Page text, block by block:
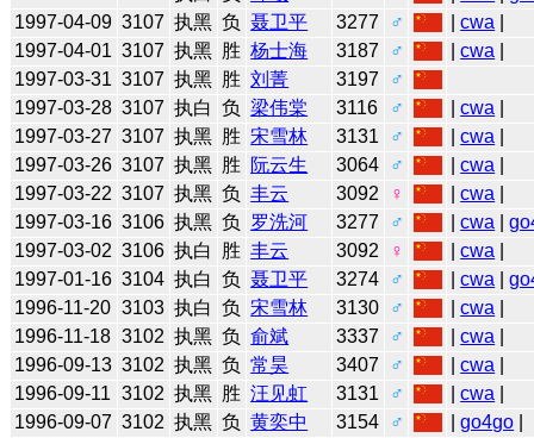
1997-04-09 3107 执黑 负 聂卫平 3277 ♂ |cwa
1997-04-01 3107 执黑 胜 杨士海 3187 ♂ |cwa
1997-03-31 3107 执黑 胜 刘菁 3197
♂
1997-03-28 3107 执白 负 梁伟棠 3116 ♂ |cwa
1997-03-27 3107 执黑 胜 宋雪林 3131 ♂ |cwa
1997-03-26 3107 执黑 胜 阮云生 3064 ♂ |cwa
1997-03-22 3107 执黑 负 丰云 3092 ♀ |cwa
1997-03-16 3106 执黑 负 罗洗河 3277 ♂ |cwa |
1997-03-02 3106 执白 胜 丰云 3092 ♀ |cwa
1997-01-16 3104 执白 负 聂卫平 3274 ♂ |cwa |
1996-11-20 3103 执白 负 宋雪林 3130 ♂ |cwa
1996-11-18 3102 执黑 负 俞斌 3337 ♂ |cwa
1996-09-13 3102 执黑 负 常昊 3407 ♂ |cwa
1996-09-11 3102 执黑 胜 汪见虹 3131 ♂ |cwa
1996-09-07 3102 执黑 负 黄奕中 3154 ♂ |go4go